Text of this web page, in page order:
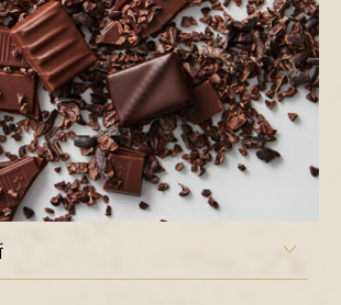
ートと生クリームを合わせます。トリュ
れる状態を形成するためバターを加える
これはチョコレートを使ったすべてのコ
ってとても重要な下準備となります。
、ハーブや香辛料のアンフュージョン、
アルコールやフルーツのエッセンスなど
っかりと受け止めるのに役立ちます。